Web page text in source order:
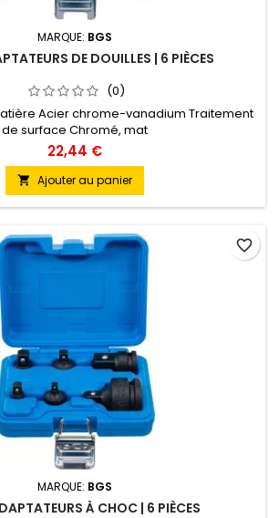
MARQUE: BGS
DE DOUILLES | 6 PIÈCES
(0)
Acier chrome-vanadium Traitement
de surface Chromé, mat
22,44 €
 Ajouter au panier
MARQUE: BGS
À CHOC | 6 PIÈCES
favorite_border